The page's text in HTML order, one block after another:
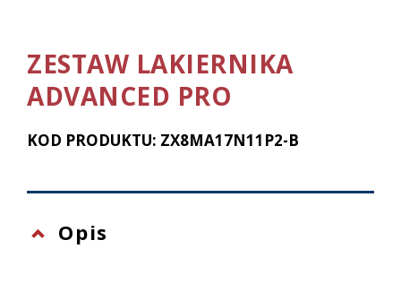
ZESTAW LAKIERNIKA
ADVANCED PRO
KOD PRODUKTU: ZX8MA17N11P2-B
Opis